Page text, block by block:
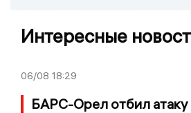
Интересные
06/08 18:29
БАРС-Орел отбил